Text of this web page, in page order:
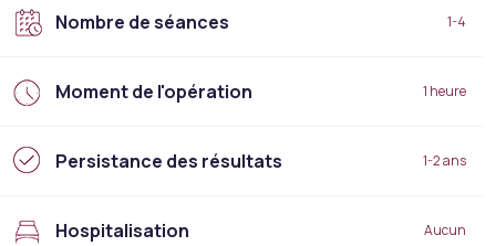
Nombre de séances 1-4
Moment de l'opération 1 heure
Persistance des résultats 1-2 ans
Hospitalisation Aucun